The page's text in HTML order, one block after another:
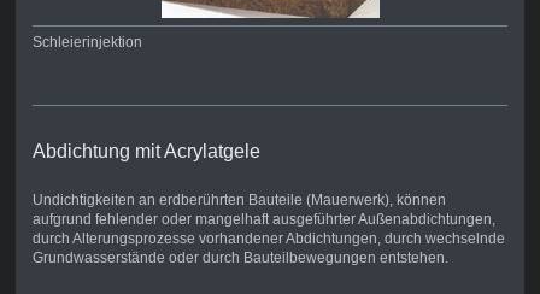
Schleierinjektion
Abdichtung mit Acrylatgele
Undichtigkeiten an erdberührten Bauteile (Mauerwerk), können
aufgrund fehlender oder mangelhaft ausgeführter Außenabdichtungen,
durch Alterungsprozesse vorhandener Abdichtungen, durch wechselnde
Grundwasserstände oder durch Bauteilbewegungen entstehen.